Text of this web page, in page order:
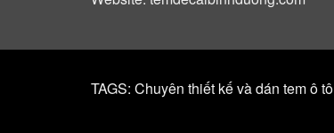
TAGS: Chuyên thiết kế và dán tem ô